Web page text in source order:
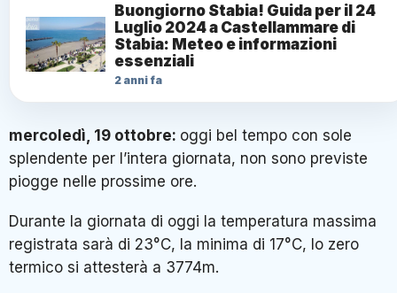
Buongiorno Stabia! Guida per il 24
Luglio 2024 a Castellammare di
Stabia: Meteo e informazioni
essenziali
2 anni fa
mercoledì, 19 ottobre: oggi bel tempo con sole
splendente per l’intera giornata, non sono previste
piogge nelle prossime ore.
Durante la giornata di oggi la temperatura massima
registrata sarà di 23°C, la minima di 17°C, lo zero
termico si attesterà a 3774m.